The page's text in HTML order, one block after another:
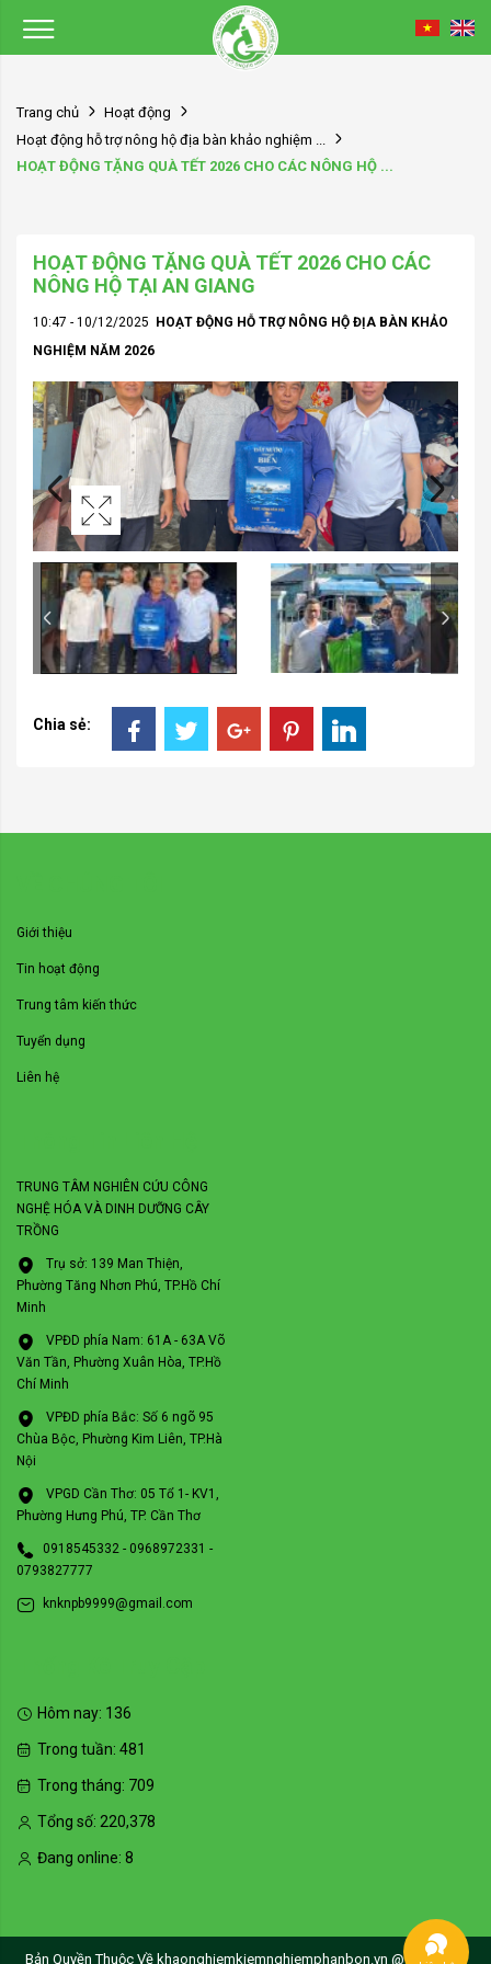
Trang chủ
Hoạt động
Hoạt động hỗ trợ nông hộ địa bàn khảo nghiệm ...
HOẠT ĐỘNG TẶNG QUÀ TẾT 2026 CHO CÁC NÔNG HỘ ...
HOẠT ĐỘNG TẶNG QUÀ TẾT 2026 CHO CÁC
NÔNG HỘ TẠI AN GIANG
10:47 - 10/12/2025
HOẠT ĐỘNG HỖ TRỢ NÔNG HỘ ĐỊA BÀN KHẢO
NGHIỆM NĂM 2026
Chia sẻ:
Giới thiệu
Tin hoạt động
Trung tâm kiến thức
Tuyển dụng
Liên hệ
TRUNG TÂM NGHIÊN CỨU CÔNG
NGHỆ HÓA VÀ DINH DƯỠNG CÂY
TRỒNG
Trụ sở: 139 Man Thiện,
Phường Tăng Nhơn Phú, TP.Hồ Chí
Minh
VPĐD phía Nam: 61A - 63A Võ
Văn Tần, Phường Xuân Hòa, TP.Hồ
Chí Minh
VPĐD phía Bắc: Số 6 ngõ 95
Chùa Bộc, Phường Kim Liên, TP.Hà
Nội
VPGD Cần Thơ: 05 Tổ 1- KV1,
Phường Hưng Phú, TP. Cần Thơ
0918545332 - 0968972331 -
0793827777
knknpb9999@gmail.com
Hôm nay: 136
Trong tuần: 481
Trong tháng: 709
Tổng số: 220,378
Đang online: 8
Bản Quyền Thuộc Về khaonghiemkiemnghiemphanbon.vn @Copyright